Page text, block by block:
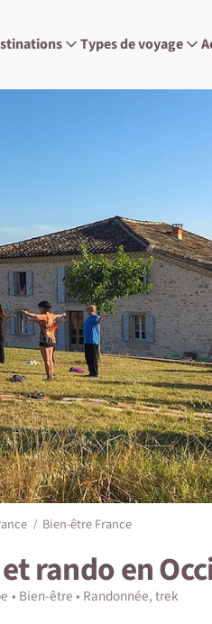
Types de voyage
Bien-être France
rando en
Bien-être Randonnée, trek